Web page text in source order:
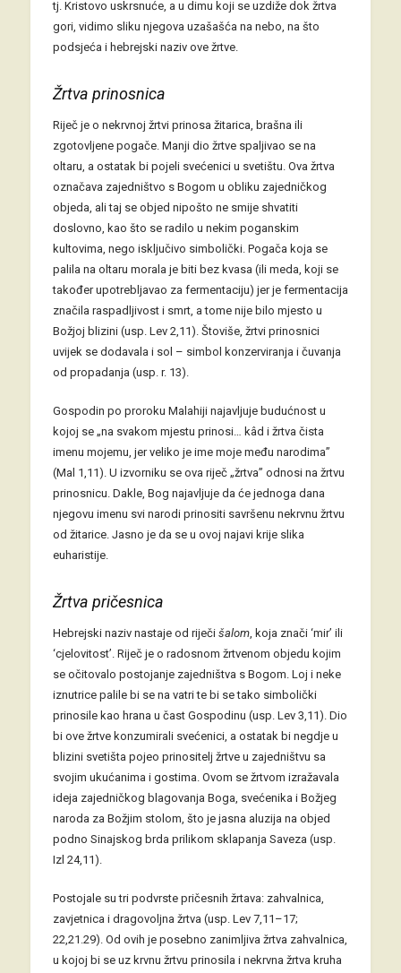
tj. Kristovo uskrsnuće, a u dimu koji se uzdiže dok žrtva
gori, vidimo sliku njegova uzašašća na nebo, na što
podsjeća i hebrejski naziv ove žrtve.
Žrtva prinosnica
Riječ je o nekrvnoj žrtvi prinosa žitarica, brašna ili
zgotovljene pogače. Manji dio žrtve spaljivao se na
oltaru, a ostatak bi pojeli svećenici u svetištu. Ova žrtva
označava zajedništvo s Bogom u obliku zajedničkog
objeda, ali taj se objed nipošto ne smije shvatiti
doslovno, kao što se radilo u nekim poganskim
kultovima, nego isključivo simbolički. Pogača koja se
palila na oltaru morala je biti bez kvasa (ili meda, koji se
također upotrebljavao za fermentaciju) jer je fermentacija
značila raspadljivost i smrt, a tome nije bilo mjesto u
Božjoj blizini (usp. Lev 2,11). Štoviše, žrtvi prinosnici
uvijek se dodavala i sol – simbol konzerviranja i čuvanja
od propadanja (usp. r. 13).
Gospodin po proroku Malahiji najavljuje budućnost u
kojoj se „na svakom mjestu prinosi… kâd i žrtva čista
imenu mojemu, jer veliko je ime moje među narodima”
(Mal 1,11). U izvorniku se ova riječ „žrtva” odnosi na žrtvu
prinosnicu. Dakle, Bog najavljuje da će jednoga dana
njegovu imenu svi narodi prinositi savršenu nekrvnu žrtvu
od žitarice. Jasno je da se u ovoj najavi krije slika
euharistije.
Žrtva pričesnica
Hebrejski naziv nastaje od riječi šalom, koja znači ‘mir’ ili
‘cjelovitost’. Riječ je o radosnom žrtvenom objedu kojim
se očitovalo postojanje zajedništva s Bogom. Loj i neke
iznutrice palile bi se na vatri te bi se tako simbolički
prinosile kao hrana u čast Gospodinu (usp. Lev 3,11). Dio
bi ove žrtve konzumirali svećenici, a ostatak bi negdje u
blizini svetišta pojeo prinositelj žrtve u zajedništvu sa
svojim ukućanima i gostima. Ovom se žrtvom izražavala
ideja zajedničkog blagovanja Boga, svećenika i Božjeg
naroda za Božjim stolom, što je jasna aluzija na objed
podno Sinajskog brda prilikom sklapanja Saveza (usp.
Izl 24,11).
Postojale su tri podvrste pričesnih žrtava: zahvalnica,
zavjetnica i dragovoljna žrtva (usp. Lev 7,11–17;
22,21.29). Od ovih je posebno zanimljiva žrtva zahvalnica,
u kojoj bi se uz krvnu žrtvu prinosila i nekrvna žrtva kruha